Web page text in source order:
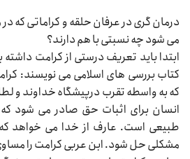
درمان گری در عرفان حلقه و کراماتی که
می شود چه نسبتی با هم دارند؟
ابتدا باید تعریف درستی از کرامت
کتاب بررسی های اسلامی می نویسند:
که به واسطه تقرب درپیشگاه خداوند و
انسان برای اثبات حق صادر می شود
طبیعی است. عارف از خدا می خواهد
مشکلی حل شود. ابن عربی کرامت را